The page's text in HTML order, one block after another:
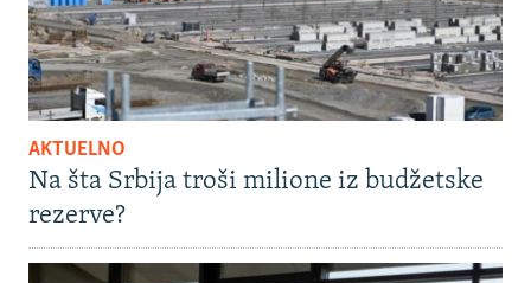
AKTUELNO
Na šta Srbija troši milione iz budžetske
rezerve?